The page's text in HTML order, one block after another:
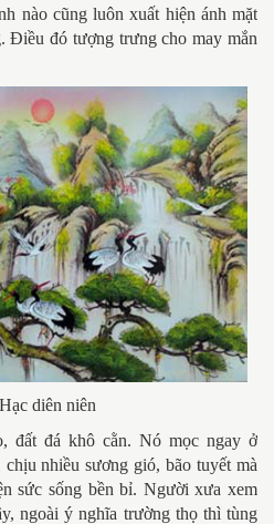
nào cũng luôn xuất hiện ánh mặt
Điều đó tượng trưng cho may mắn
diên niên
đất đá khô cằn. Nó mọc ngay ở
nhiều sương gió, bão tuyết mà
sức sống bền bỉ. Người xưa xem
ngoài ý nghĩa trường thọ thì tùng